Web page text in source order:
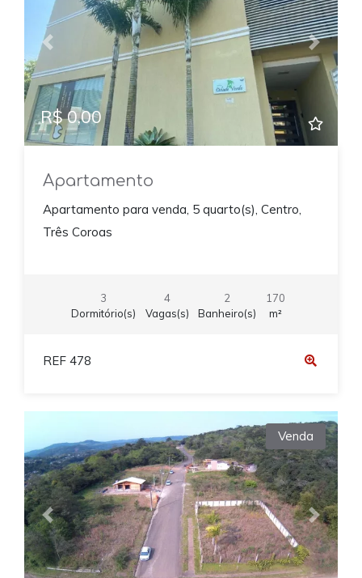
Previous Next
R$ 0,00
Apartamento
Apartamento para venda, 5 quarto(s), Centro,
Três Coroas
3
Dormitório(s)
4
Vagas(s)
2
Banheiro(s)
170
m²
REF 478
Previous Next
Venda